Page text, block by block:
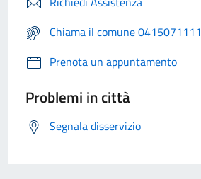
Chiama il comune 0415071111
Prenota un appuntamento
Problemi in città
Segnala disservizio